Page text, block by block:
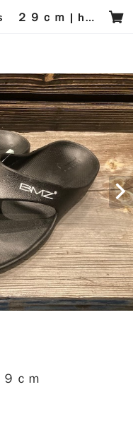
BMZ ASHI-TORE Sandals ２９ｃｍ | hotstyle TOYOOKA
ｃｍ